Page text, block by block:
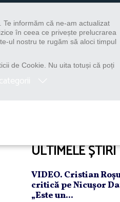
ULTIMELE ȘTIRI
VIDEO. Cristian
critică pe Nicuşor
„Este un...
informăm că ne-am actualizat
în ceea ce privește prelucrarea
ul nostru te rugăm să aloci timpul
de Cookie. Nu uita totuși că poți